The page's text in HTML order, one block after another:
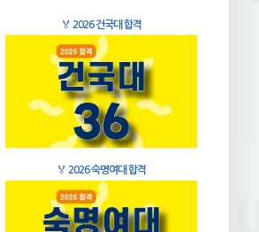
🏅 2026 건국대 합격
🏅 2026 숙명여대 합격